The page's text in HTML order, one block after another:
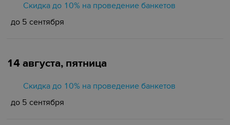
Скидка до 10% на проведение банкетов
до 5 сентября
14 августа, пятница
Скидка до 10% на проведение банкетов
до 5 сентября